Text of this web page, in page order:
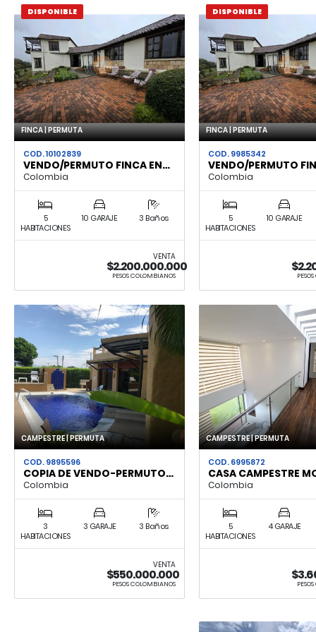
DISPONIBLE
FINCA | PERMUTA
COD. 10102839
VENDO/PERMUTO FINCA EN…
Colombia
5
HABITACIONES
10 GARAJE 3 Baños
VENTA
$2.200.000.000
PESOS COLOMBIANOS
DISPONIBLE
FINCA | PERMUTA
COD. 9985342
VENDO/PERMUTO
Colombia
5
HABITACIONES
10 GARAJE
CAMPESTRE | PERMUTA
COD. 9895596
COPIA DE VENDO-PERMUTO…
Colombia
3
HABITACIONES
3 GARAJE 3 Baños
VENTA
$550.000.000
PESOS COLOMBIANOS
CAMPESTRE | PERMUTA
COD. 6995872
CASA CAMPESTRE
Colombia
5
HABITACIONES
4 GARAJE